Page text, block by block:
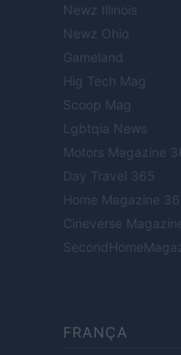
Newz Illinois
Newz Ohio
Gameland
Hig Tech Mag
Scoop Mag
Lgbtqia News
Motors Magazine
Day Travel 365
Home Magazine
Cineverse
FRANÇA